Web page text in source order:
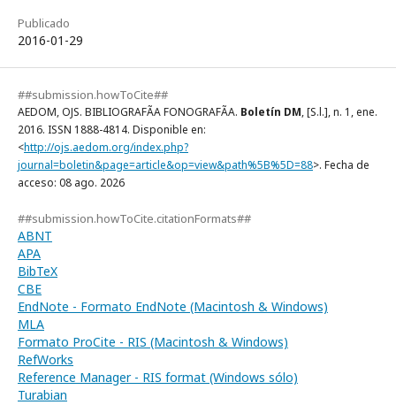
Publicado
2016-01-29
##submission.howToCite##
AEDOM, OJS. BIBLIOGRAFÃA FONOGRAFÃA. Boletín DM, [S.l.], n. 1, ene.
2016. ISSN 1888-4814. Disponible en:
<http://ojs.aedom.org/index.php?
journal=boletin&page=article&op=view&path%5B%5D=88>. Fecha de
acceso: 08 ago. 2026
##submission.howToCite.citationFormats##
ABNT
APA
BibTeX
CBE
EndNote - Formato EndNote (Macintosh & Windows)
MLA
Formato ProCite - RIS (Macintosh & Windows)
RefWorks
Reference Manager - RIS format (Windows sólo)
Turabian